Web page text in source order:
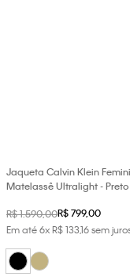
Jaqueta Calvin Klein
Matelassê Ultralight - Preto
R$1.590,00R$799,00
Em até6xR$13316sem